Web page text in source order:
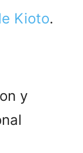
Kioto.
y